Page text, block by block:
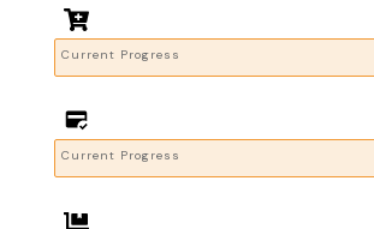
Current Progress
Current Progress